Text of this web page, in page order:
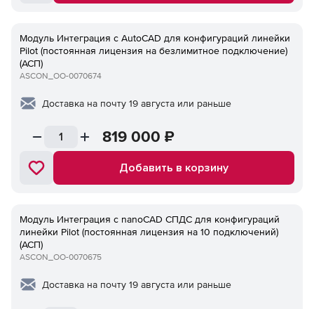
Модуль Интеграция с AutoCAD для конфигураций линейки
Pilot (постоянная лицензия на безлимитное подключение)
(АСП)
ASCON_ОО-0070674
Доставка на почту 19 августа или раньше
819 000 ₽
Добавить в корзину
Модуль Интеграция с nanoCAD СПДС для конфигураций
линейки Pilot (постоянная лицензия на 10 подключений)
(АСП)
ASCON_ОО-0070675
Доставка на почту 19 августа или раньше